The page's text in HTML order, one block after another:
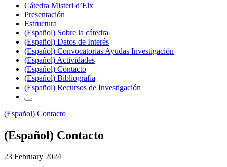
Cátedra Misteri d’Elx
Presentación
Estructura
(Español) Sobre la cátedra
(Español) Datos de Interés
(Español) Convocatorias Ayudas Investigación
(Español) Actividades
(Español) Contacto
(Español) Bibliografía
(Español) Recursos de Investigación
(Español) Contacto
(Español) Contacto
23 February 2024